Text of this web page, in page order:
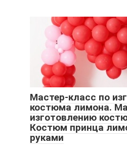
Мастер-класс по
костюма лимона.
изготовлению
Костюм принца
руками